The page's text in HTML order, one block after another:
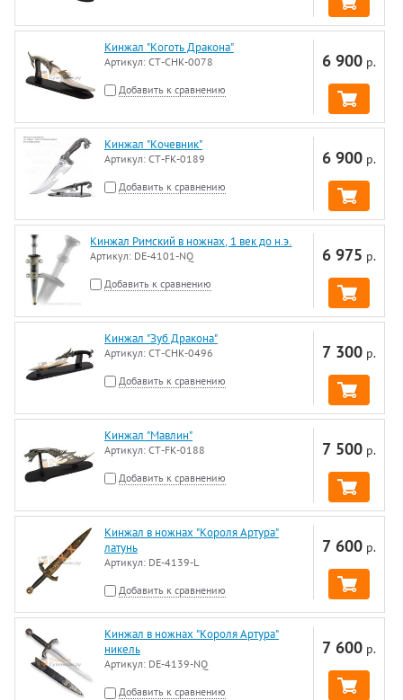
6 900 р.
Кинжал "Коготь Дракона"
Артикул:CT-CHK-0078
Добавить к сравнению
6 900 р.
Кинжал "Кочевник"
Артикул:CT-FK-0189
Добавить к сравнению
6 975 р.
Кинжал Римский в ножнах, 1 век до н.э.
Артикул: DE-4101-NQ
Добавить к сравнению
7 300 р.
Кинжал "Зуб Дракона"
Артикул:CT-CHK-0496
Добавить к сравнению
7 500 р.
Кинжал "Мавлин"
Артикул:CT-FK-0188
Добавить к сравнению
7 600 р.
Кинжал в ножнах "Короля Артура"
латунь
Артикул:DE-4139-L
Добавить к сравнению
7 600 р.
Кинжал в ножнах "Короля Артура"
никель
Артикул:DE-4139-NQ
Добавить к сравнению